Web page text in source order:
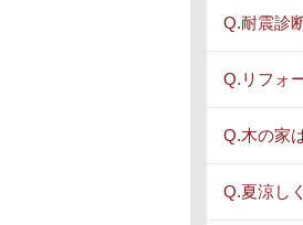
Q.耐震診
Q.リフォ
Q.木の家
Q.夏涼し